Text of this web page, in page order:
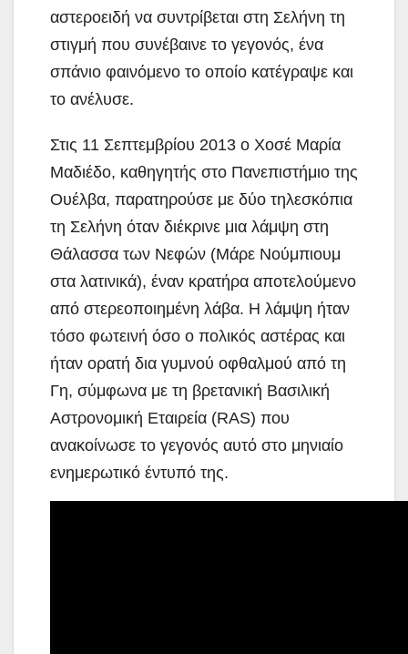
αστεροειδή να συντρίβεται στη Σελήνη τη
στιγμή που συνέβαινε το γεγονός, ένα
σπάνιο φαινόμενο το οποίο κατέγραψε και
το ανέλυσε.
Στις 11 Σεπτεμβρίου 2013 ο Χοσέ Μαρία
Μαδιέδο, καθηγητής στο Πανεπιστήμιο της
Ουέλβα, παρατηρούσε με δύο τηλεσκόπια
τη Σελήνη όταν διέκρινε μια λάμψη στη
Θάλασσα των Νεφών (Μάρε Νούμπιουμ
στα λατινικά), έναν κρατήρα αποτελούμενο
από στερεοποιημένη λάβα. Η λάμψη ήταν
τόσο φωτεινή όσο ο πολικός αστέρας και
ήταν ορατή δια γυμνού οφθαλμού από τη
Γη, σύμφωνα με τη βρετανική Βασιλική
Αστρονομική Εταιρεία (RAS) που
ανακοίνωσε το γεγονός αυτό στο μηνιαίο
ενημερωτικό έντυπό της.